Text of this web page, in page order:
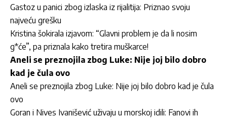
Gastoz u panici zbog izlaska iz rijalitija: Priznao svoju
najveću grešku
Kristina šokirala izjavom: “Glavni problem je da li nosim
g*će”, pa priznala kako tretira muškarce!
Aneli se preznojila zbog Luke: Nije joj bilo dobro
kad je čula ovo
Aneli se preznojila zbog Luke: Nije joj bilo dobro kad je čula
ovo
Goran i Nives Ivanišević uživaju u morskoj idili: Fanovi ih